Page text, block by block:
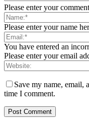
Please enter your
Please enter your name
You have entered an
Please enter your email
Save my name, email,
time I comment.